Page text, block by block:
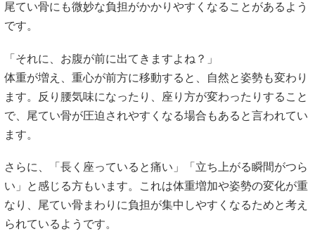
尾てい骨にも微妙な負担がかかりやすくなることがあるよう
です。
「それに、お腹が前に出てきますよね？」
体重が増え、重心が前方に移動すると、自然と姿勢も変わり
ます。反り腰気味になったり、座り方が変わったりすること
で、尾てい骨が圧迫されやすくなる場合もあると言われてい
ます。
さらに、「長く座っていると痛い」「立ち上がる瞬間がつら
い」と感じる方もいます。これは体重増加や姿勢の変化が重
なり、尾てい骨まわりに負担が集中しやすくなるためと考え
られているようです。